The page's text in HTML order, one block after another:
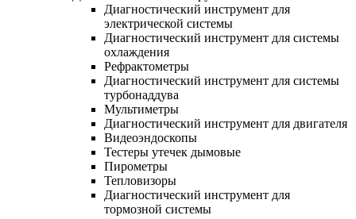
Диагностический инструмент для
электрической системы
Диагностический инструмент для системы
охлаждения
Рефрактометры
Диагностический инструмент для системы
турбонаддува
Мультиметры
Диагностический инструмент для двигателя
Видеоэндоскопы
Тестеры утечек дымовые
Пирометры
Тепловизоры
Диагностический инструмент для
тормозной системы